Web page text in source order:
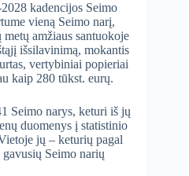
kadencijos Seimo
vieną Seimo narį,
amžiaus santuokoje
išsilavinimą, mokantis
vertybiniai popieriai
kaip 280 tūkst. eurų.
Seimo narys, keturi iš jų
duomenys į statistinio
jų – keturių pagal
gavusių Seimo narių